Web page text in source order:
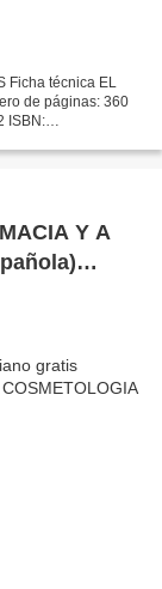
Ficha técnica EL
de páginas: 360
ISBN:
Y A